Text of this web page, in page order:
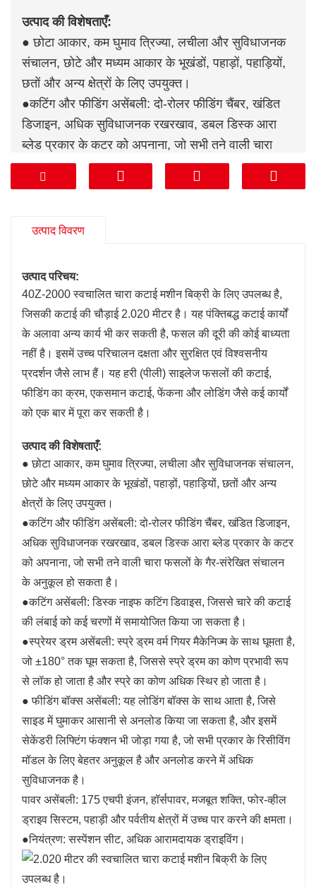
उत्पाद की विशेषताएँ:
● छोटा आकार, कम घुमाव त्रिज्या, लचीला और सुविधाजनक
संचालन, छोटे और मध्यम आकार के भूखंडों, पहाड़ों, पहाड़ियों,
छतों और अन्य क्षेत्रों के लिए उपयुक्त।
●कटिंग और फीडिंग असेंबली: दो-रोलर फीडिंग चैंबर, खंडित
डिजाइन, अधिक सुविधाजनक रखरखाव, डबल डिस्क आरा
ब्लेड प्रकार के कटर को अपनाना, जो सभी तने वाली चारा
फसलों के गैर-संरेखित संचालन के अनुकूल हो सकता है।
●कटिंग असेंबली: डिस्क नाइफ कटिंग डिवाइस, जिससे चारे की
है।उत्पाद विवरण
उत्पाद परिचय:
40Z-2000 स्वचालित चारा कटाई मशीन बिक्री के लिए उपलब्ध है,
जिसकी कटाई की चौड़ाई 2.020 मीटर है। यह पंक्तिबद्ध कटाई कार्यों
के अलावा अन्य कार्य भी कर सकती है, फसल की दूरी की कोई बाध्यता
नहीं है। इसमें उच्च परिचालन दक्षता और सुरक्षित एवं विश्वसनीय
प्रदर्शन जैसे लाभ हैं। यह हरी (पीली) साइलेज फसलों की कटाई,
फीडिंग का क्रम, एकसमान कटाई, फेंकना और लोडिंग जैसे कई कार्यों
को एक बार में पूरा कर सकती है।
उत्पाद की विशेषताएँ:
● छोटा आकार, कम घुमाव त्रिज्या, लचीला और सुविधाजनक संचालन,
छोटे और मध्यम आकार के भूखंडों, पहाड़ों, पहाड़ियों, छतों और अन्य
क्षेत्रों के लिए उपयुक्त।
●कटिंग और फीडिंग असेंबली: दो-रोलर फीडिंग चैंबर, खंडित डिजाइन,
अधिक सुविधाजनक रखरखाव, डबल डिस्क आरा ब्लेड प्रकार के कटर
को अपनाना, जो सभी तने वाली चारा फसलों के गैर-संरेखित संचालन
के अनुकूल हो सकता है।
●कटिंग असेंबली: डिस्क नाइफ कटिंग डिवाइस, जिससे चारे की कटाई
की लंबाई को कई चरणों में समायोजित किया जा सकता है।
●स्प्रेयर ड्रम असेंबली: स्प्रे ड्रम वर्म गियर मैकेनिज्म के साथ घूमता है,
जो ±180° तक घूम सकता है, जिससे स्प्रे ड्रम का कोण प्रभावी रूप
से लॉक हो जाता है और स्प्रे का कोण अधिक स्थिर हो जाता है।
● फीडिंग बॉक्स असेंबली: यह लोडिंग बॉक्स के साथ आता है, जिसे
साइड में घुमाकर आसानी से अनलोड किया जा सकता है, और इसमें
सेकेंडरी लिफ्टिंग फंक्शन भी जोड़ा गया है, जो सभी प्रकार के रिसीविंग
मॉडल के लिए बेहतर अनुकूल है और अनलोड करने में अधिक
सुविधाजनक है।
पावर असेंबली: 175 एचपी इंजन, हॉर्सपावर, मजबूत शक्ति, फोर-व्हील
ड्राइव सिस्टम, पहाड़ी और पर्वतीय क्षेत्रों में उच्च पार करने की क्षमता।
●नियंत्रण: सस्पेंशन सीट, अधिक आरामदायक ड्राइविंग।